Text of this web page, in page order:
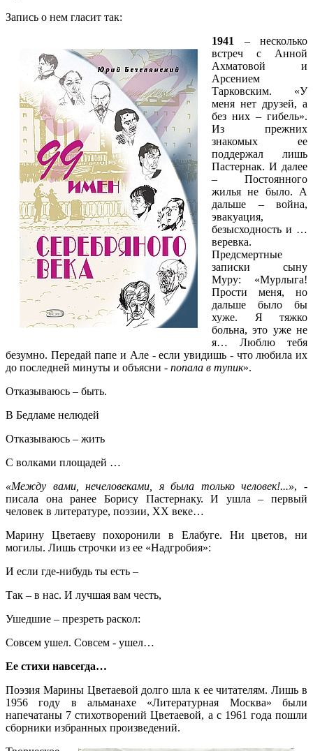
Запись о нем гласит так:
1941 – несколько
встреч с Анной
Ахматовой и
Арсением
Тарковским. «У
меня нет друзей, а
без них – гибель».
Из прежних
знакомых ее
поддержал лишь
Пастернак. И далее
– Постоянного
жилья не было. А
дальше – война,
эвакуация,
безысходность и …
веревка.
Предсмертные
записки сыну
Муру: «Мурлыга!
Прости меня, но
дальше было бы
хуже. Я тяжко
больна, это уже не
я… Люблю тебя
безумно. Передай папе и Але - если увидишь - что любила их
до последней минуты и объясни - попала в тупик».
Отказываюсь – быть.
В Бедламе нелюдей
Отказываюсь – жить
С волками площадей …
«Между вами, нечеловеками, я была только человек!...», -
писала она ранее Борису Пастернаку. И ушла – первый
человек в литературе, поэзии, XX веке…
Марину Цветаеву похоронили в Елабуге. Ни цветов, ни
могилы. Лишь строчки из ее «Надгробия»:
И если где-нибудь ты есть –
Так – в нас. И лучшая вам честь,
Ушедшие – презреть раскол:
Совсем ушел. Совсем - ушел…
Ее стихи навсегда…
Поэзия Марины Цветаевой долго шла к ее читателям. Лишь в
1956 году в альманахе «Литературная Москва» были
напечатаны 7 стихотворений Цветаевой, а с 1961 года пошли
сборники избранных произведений.